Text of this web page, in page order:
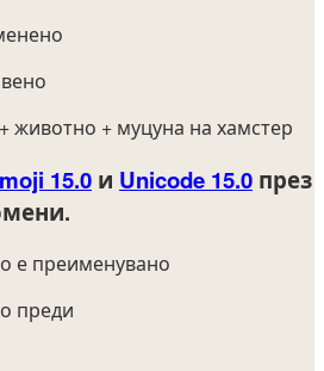
+ животно + муцуна на хамстер
15.0 и Unicode 15.0 през
е преименувано
преди